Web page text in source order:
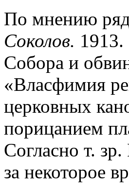
По мнению
Соколов. 1913.
Собора и
«Власфимия
церковных
порицанием
Согласно т.
за некоторое